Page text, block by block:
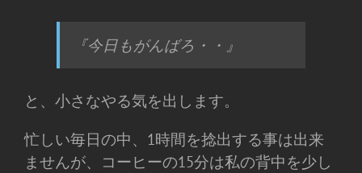
『今日もがんばろ・・』
と、小さなやる気を出します。
忙しい毎日の中、1時間を捻出する事は出来
ませんが、コーヒーの15分は私の背中を少し